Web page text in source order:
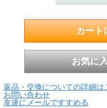
▲正面画像 黒い背景で撮影
返品・交換についての詳細は
お問い合わせ
友達にメールですすめる